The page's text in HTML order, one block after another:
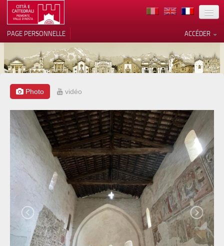
TERRITOIRE
ARCHITECTURE
MUSÉES
ITINÉRAIRES
EVÉNEMENTS
ACCUEIL
CONTACTS
PRESS
ACCÉDER
PAGE PERSONNELLE
Photo vidéo
Notification lors de la collecte
Vos choix en matière de